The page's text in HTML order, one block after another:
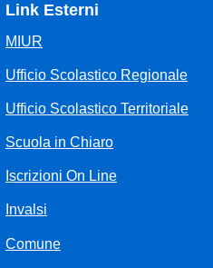
Link Esterni
MIUR
Ufficio Scolastico Regionale
Ufficio Scolastico Territoriale
Scuola in Chiaro
Iscrizioni On Line
Invalsi
Comune